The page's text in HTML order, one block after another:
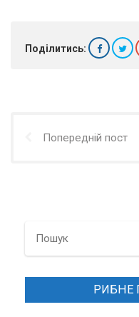
Поділитись:
Попередній пост
РИБНЕ